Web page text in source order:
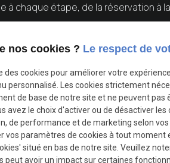
à chaque étape, de la réservation à
ou dans le Brabant-Wallon,
nous
: Selon une étude récente, le
de 7% entre 2021 et 2028.
unique.
est désactivé. Autoriser Facebook est
nos cookies ? Le respect de
des cookies pour améliorer votre
personnalisé. Les cookies strictement
de base de notre site et ne peuvent pas
avez le choix d'activer ou de désactiver les
de performance et de marketing selon
vos paramètres de cookies à tout moment
situé en bas de notre site. Veuillez
peut avoir un impact sur certaines